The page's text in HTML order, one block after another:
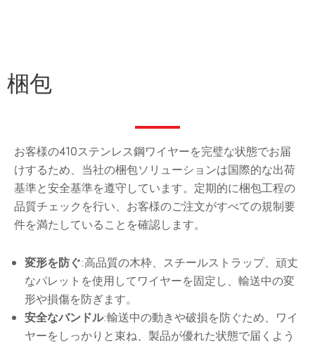
梱包
お客様の410ステンレス鋼ワイヤーを完璧な状態でお届
けするため、当社の梱包ソリューションは国際的な出荷
基準と安全基準を遵守しています。定期的に梱包工程の
品質チェックを行い、お客様のご注文がすべての規制要
件を満たしていることを確認します。
変形を防ぐ:高品質の木枠、スチールストラップ、頑丈
なパレットを使用してワイヤーを固定し、輸送中の変
形や損傷を防ぎます。
安全なバンドル:輸送中の動きや破損を防ぐため、ワイ
ヤーをしっかりと束ね、製品が優れた状態で届くよう